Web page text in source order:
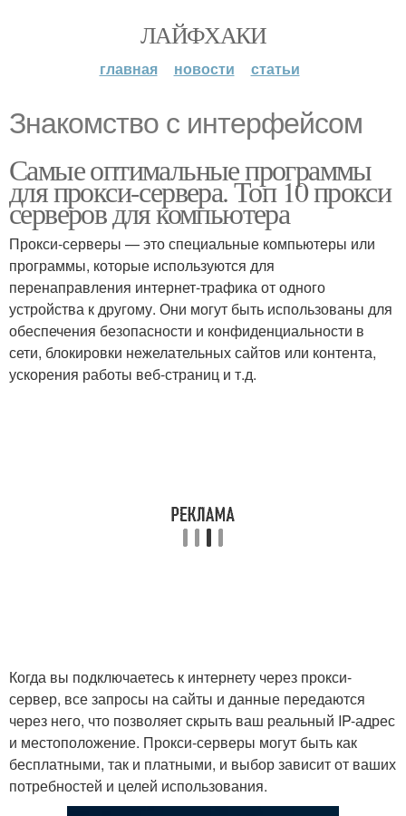
ЛАЙФХАКИ
главная новости статьи
Знакомство с интерфейсом
Самые оптимальные программы
для прокси-сервера. Топ 10 прокси
серверов для компьютера
Прокси-серверы — это специальные компьютеры или
программы, которые используются для
перенаправления интернет-трафика от одного
устройства к другому. Они могут быть использованы для
обеспечения безопасности и конфиденциальности в
сети, блокировки нежелательных сайтов или контента,
ускорения работы веб-страниц и т.д.
Когда вы подключаетесь к интернету через прокси-
сервер, все запросы на сайты и данные передаются
через него, что позволяет скрыть ваш реальный IP-адрес
и местоположение. Прокси-серверы могут быть как
бесплатными, так и платными, и выбор зависит от ваших
потребностей и целей использования.